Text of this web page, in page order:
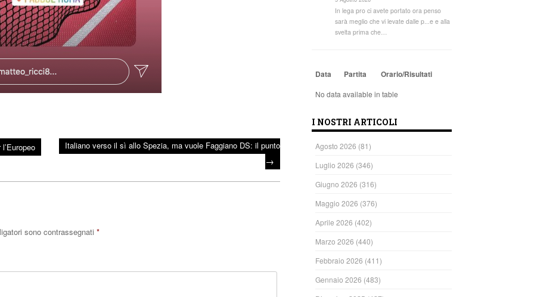
Italiano verso il sì allo Spezia, ma vuole Faggiano DS: il punto
→
sono contrassegnati *
In lega pro ci avete portato ora penso
sarà meglio che vi levate dalle p...e e alla
svelta prima che…
Data Partita Orario/Risultati
No data available in table
I NOSTRI ARTICOLI
Agosto 2026 (81)
Luglio 2026 (346)
Giugno 2026 (316)
Maggio 2026 (376)
Aprile 2026 (402)
Marzo 2026 (440)
Febbraio 2026 (411)
Gennaio 2026 (483)